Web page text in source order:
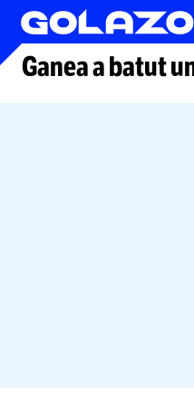
Arhiva fotbal
Ganea a batut